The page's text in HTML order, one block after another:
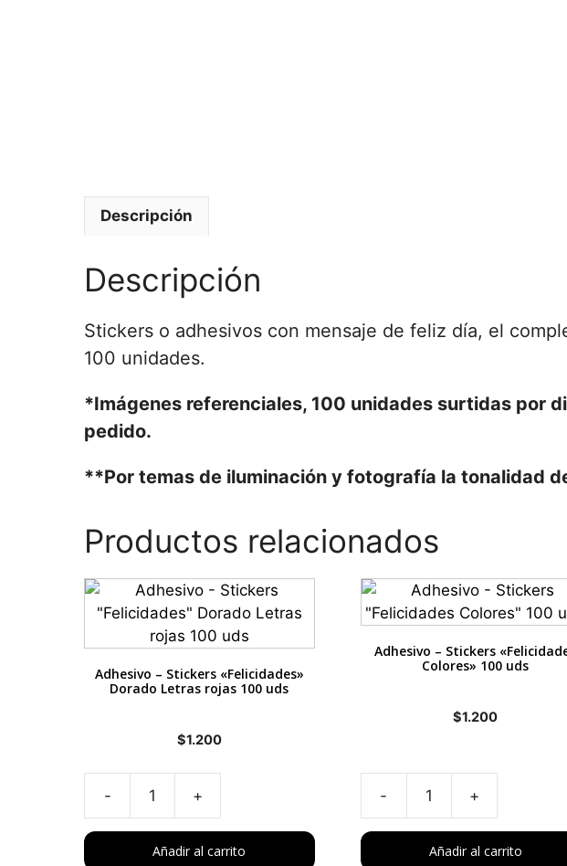
Descripción
Descripción
Stickers o adhesivos con mensaje de feliz día, el
100 unidades.
*Imágenes referenciales, 100 unidades surtidas por
pedido.
**Por temas de iluminación y fotografía la tonalidad
Productos relacionados
Adhesivo – Stickers «Felicidades»
Dorado Letras rojas 100 uds
$1.200
-
Añadir al carrito
Adhesivo – Stickers
Colores» 100 uds
$1.200
-
Añadir al carrito